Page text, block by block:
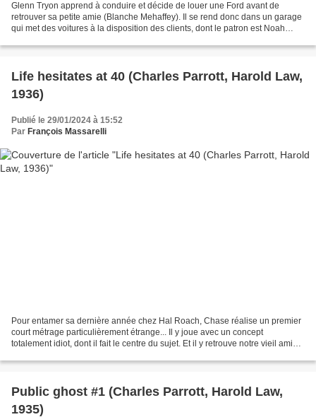
Glenn Tryon apprend à conduire et décide de louer une Ford avant de
retrouver sa petite amie (Blanche Mehaffey). Il se rend donc dans un garage
qui met des voitures à la disposition des clients, dont le patron est Noah
Life hesitates at 40 (Charles Parrott, Harold Law,
1936)
Publié le 29/01/2024 à 15:52
Par François Massarelli
Pour entamer sa dernière année chez Hal Roach, Chase réalise un premier
court métrage particulièrement étrange... Il y joue avec un concept
totalement idiot, dont il fait le centre du sujet. Et il y retrouve notre vieil ami
Public ghost #1 (Charles Parrott, Harold Law,
1935)